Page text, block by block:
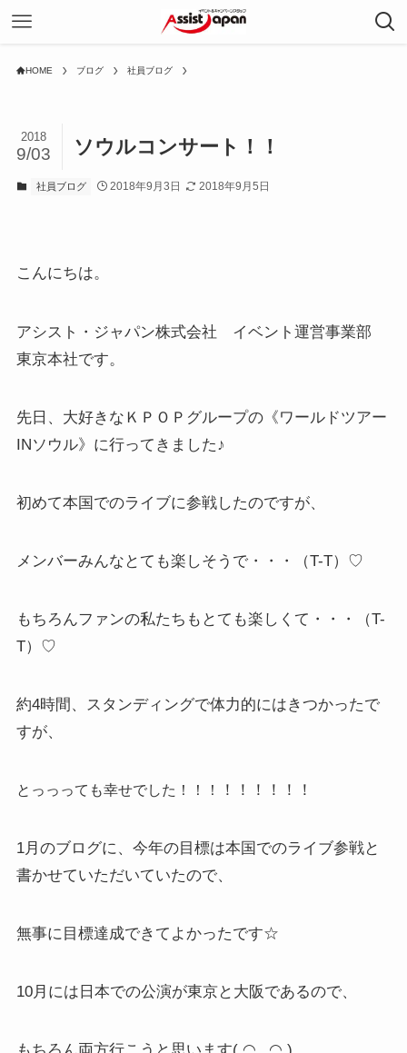
HOME ブログ 社員ブログ
ソウルコンサート！！
2018
9/03
社員ブログ 2018年9月3日 2018年9月5日
こんにちは。
アシスト・ジャパン株式会社 イベント運営事業部
東京本社です。
先日、大好きなＫＰＯＰグループの《ワールドツアー
INソウル》に行ってきました♪
初めて本国でのライブに参戦したのですが、
メンバーみんなとても楽しそうで・・・（T-T）♡
もちろんファンの私たちもとても楽しくて・・・（T-
T）♡
約4時間、スタンディングで体力的にはきつかったで
すが、
とっっっても幸せでした！！！ ！！！！！！
1月のブログに、今年の目標は本国でのライブ参戦と
書かせていただいていたので、
無事に目標達成できてよかったです☆
10月には日本での公演が東京と大阪であるので、